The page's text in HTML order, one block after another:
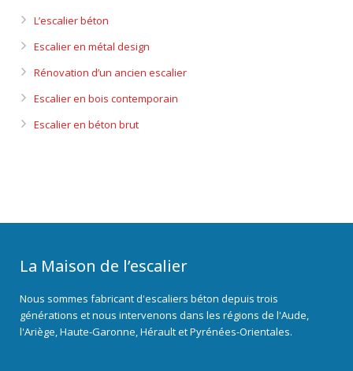
L’escalier béton
Escalier en métal design
Rénovation d’un ancien escalier
Escalier en bois contemporain
Escalier en béton brut
La Maison de l’escalier
Nous sommes fabricant d'escaliers béton depuis trois
générations et nous intervenons dans les régions de l'Aude,
l'Ariège, Haute-Garonne, Hérault et Pyrénées-Orientales.